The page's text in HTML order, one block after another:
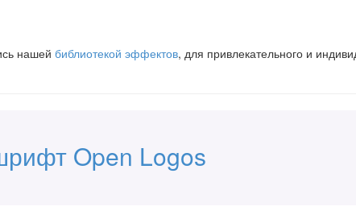
нашей библиотекой эффектов, для привлекательного и
Open Logos